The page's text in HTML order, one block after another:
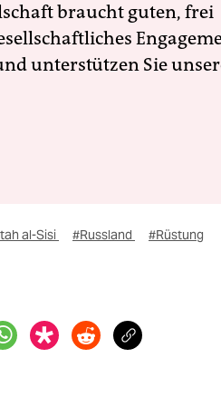
braucht guten, frei
unterstützen Sie
al-Sisi #Russland #Rüstung